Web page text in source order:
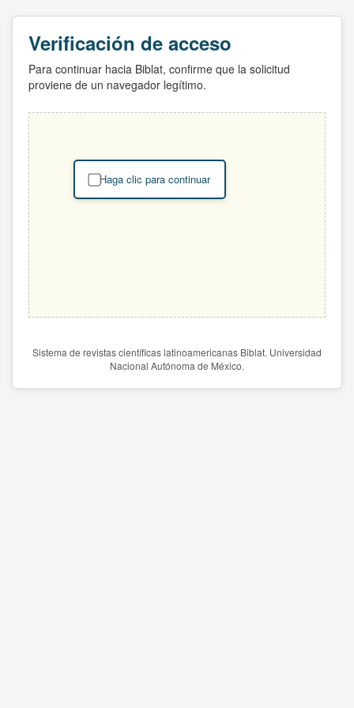
Verificación de acceso
Para continuar hacia Biblat, confirme que la solicitud
proviene de un navegador legítimo.
Haga clic para continuar
Sistema de revistas científicas latinoamericanas Biblat. Universidad
Nacional Autónoma de México.